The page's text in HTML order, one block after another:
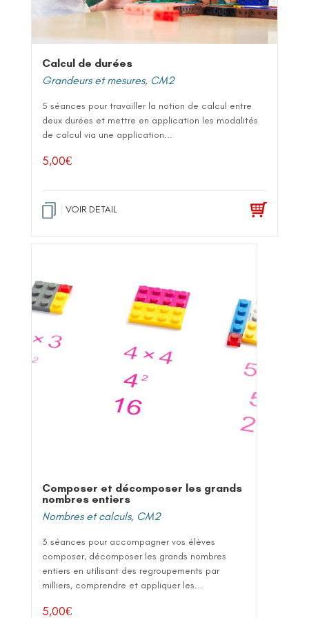
Calcul de durées
Grandeurs et mesures, CM2
5 séances pour travailler la notion de calcul entre
deux durées et mettre en application les modalités
de calcul via une application...
5,00€
VOIR DETAIL
Composer et décomposer les grands
nombres entiers
Nombres et calculs, CM2
3 séances pour accompagner vos élèves
composer, décomposer les grands nombres
entiers en utilisant des regroupements par
milliers, comprendre et appliquer les...
5,00€